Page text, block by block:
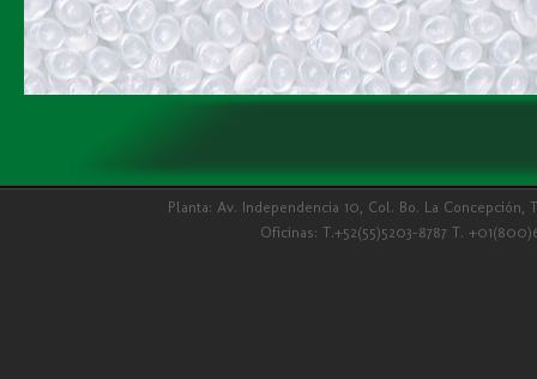
Planta: Av. Independencia 10, Col. Bo. La
Oficinas: T.+52(55)5203-8787 T.